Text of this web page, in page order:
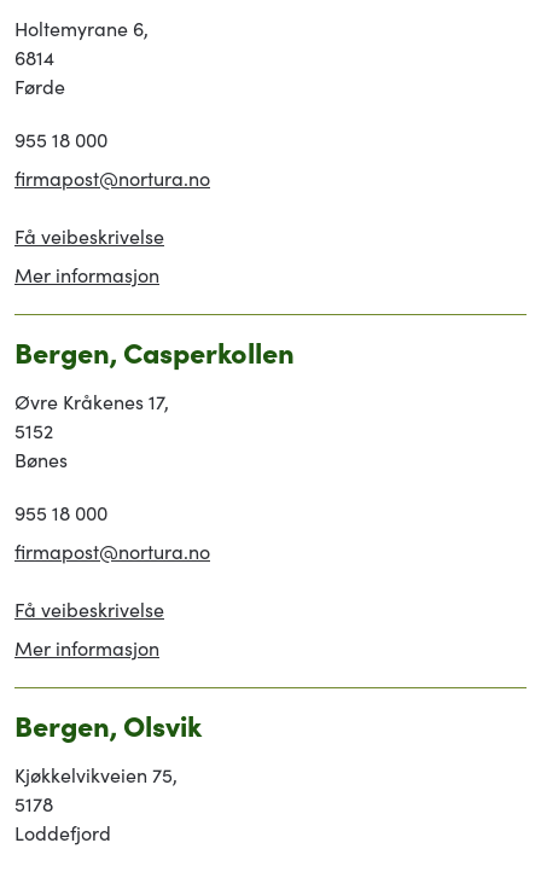
Holtemyrane 6,
6814
Førde
955 18 000
firmapost@nortura.no
Få veibeskrivelse
Mer informasjon
Bergen, Casperkollen
Øvre Kråkenes 17,
5152
Bønes
955 18 000
firmapost@nortura.no
Få veibeskrivelse
Mer informasjon
Bergen, Olsvik
Kjøkkelvikveien 75,
5178
Loddefjord